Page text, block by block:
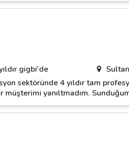
gigbi'de
sektöründe 4 yıldır tam
müşterimi yanıltmadım.